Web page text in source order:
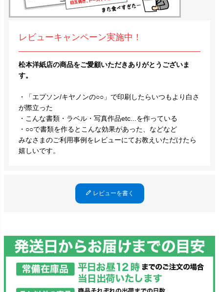
レビューキャンペーン実施中！
松本洋紙店の商品をご愛顧いただきありがとうございま
す。
・「エプソン/キヤノンの○○」で印刷したらいつもより白さ
が際立った
・こんな書類・ラベル・写真作品etc...を作っている
・○○で書類を作るとこんな効果があった、などなど
みなさまのご利用事例をレビューにてお教えいただけたら
嬉しいです。
レビューを書く